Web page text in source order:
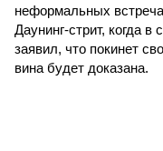
неформальных
Даунинг-стрит, когда
заявил, что покинет
вина будет доказана.